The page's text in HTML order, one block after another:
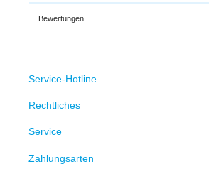
Bewertungen
Service-Hotline
Rechtliches
Service
Zahlungsarten